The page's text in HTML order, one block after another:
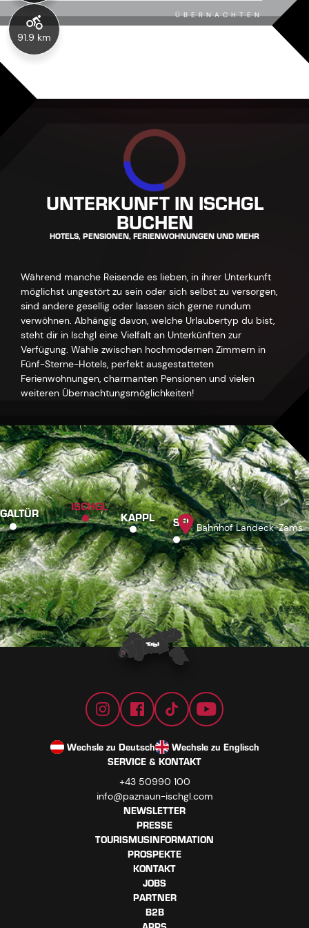
91.9 km
ÜBERNACHTEN
UNTERKUNFT IN ISCHGL
BUCHEN
HOTELS, PENSIONEN, FERIENWOHNUNGEN UND MEHR
Während manche Reisende es lieben, in ihrer Unterkunft
möglichst ungestört zu sein oder sich selbst zu versorgen,
sind andere gesellig oder lassen sich gerne rundum
verwöhnen. Abhängig davon, welche Urlaubertyp du bist,
steht dir in Ischgl eine Vielfalt an Unterkünften zur
Verfügung. Wähle zwischen hochmodernen Zimmern in
Fünf-Sterne-Hotels, perfekt ausgestatteten
Ferienwohnungen, charmanten Pensionen und vielen
weiteren Übernachtungsmöglichkeiten!
GALTÜR ISCHGL
KAPPL SEE Bahnhof Landeck-Zams
Wechsle zu Deutsch
Wechsle zu Englisch
SERVICE & KONTAKT
+43 50990 100
info@paznaun-ischgl.com
NEWSLETTER
PRESSE
TOURISMUSINFORMATION
PROSPEKTE
KONTAKT
JOBS
PARTNER
B2B